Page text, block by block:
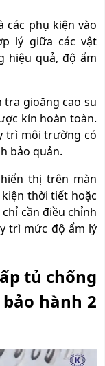
các phụ kiện vào
lý giữa các vật
hiệu quả, độ ẩm
gioăng cao su
kín hoàn toàn.
trì môi trường có
bảo quản.
thị trên màn
thời tiết hoặc
cần điều chỉnh
trì mức độ ẩm lý
tủ chống
hành 2